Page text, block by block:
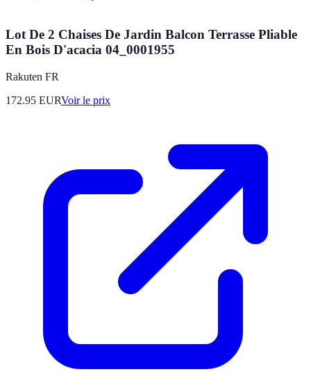
Lot De 2 Chaises De Jardin Balcon Terrasse Pliable
En Bois D'acacia 04_0001955
Rakuten FR
172.95 EURVoir le prix